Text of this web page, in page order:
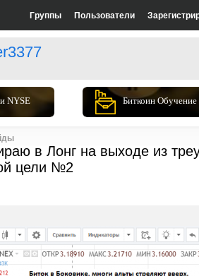
Группы Пользователи
NYSE Биткоин Обучение
в Лонг на выходе из
цели №2